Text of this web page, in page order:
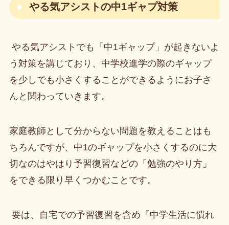
やる気アシストの中1ギャプ対策
やる気アシストでも「中1ギャップ」が起きないよ
う対策を講じており、中学校進学の際のギャップ
を少しでも小さくすることができるようにお子さ
んと関わっていきます。
家庭教師として分からない問題を教えることはも
ちろんですが、中1のギャップを小さくするのに大
切なのはやはり予習復習などの「勉強のやり方」
をできる限り早くつかむことです。
要は、自宅での予習復習を含め「中学生活に慣れ